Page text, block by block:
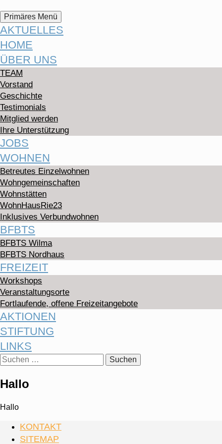
Suchen
Primäres Menü
Inhalt
springen
AKTUELLES
HOME
ÜBER UNS
TEAM
Vorstand
Geschichte
Testimonials
Mitglied werden
Ihre Unterstützung
JOBS
WOHNEN
Betreutes Einzelwohnen
Wohngemeinschaften
Wohnstätten
WohnHausRie23
Inklusives Verbundwohnen
BFBTS
BFBTS Wilma
BFBTS Nordhaus
FREIZEIT
Workshops
Veranstaltungsorte
Fortlaufende, offene Freizeitangebote
AKTIONEN
STIFTUNG
LINKS
Suchen
Hallo
Hallo
KONTAKT
SITEMAP